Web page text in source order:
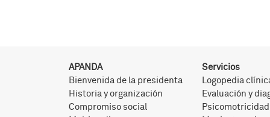
APANDA
Bienvenida de la presidenta
Historia y organización
Compromiso social
Servicios
Logopedia
Evaluación y
Psicomotricidad